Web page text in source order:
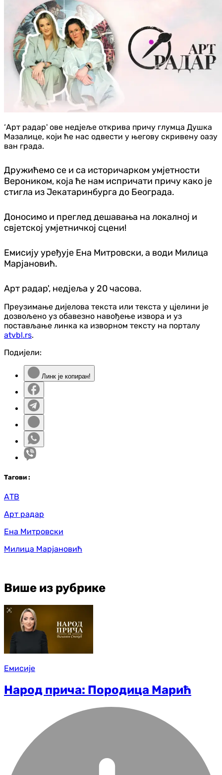
‘Арт радар' ове недјеље открива причу глумца Душка
Мазалице, који ће нас одвести у његову скривену оазу
ван града.
Дружићемо се и са историчарком умјетности
Вероником, која ће нам испричати причу како је
стигла из Јекатаринбурга до Београда.
Доносимо и преглед дешавања на локалној и
свјетској умјетничкој сцени!
Емисију уређује Ена Митровски, а води Милица
Марјановић.
Арт радар', недјеља у 20 часова.
Преузимање дијелова текста или текста у цјелини је
дозвољено уз обавезно навођење извора и уз
постављање линка ка изворном тексту на порталу
atvbl.rs.
Подијели:
Линк је копиран!
Тагови :
АТВ
Арт радар
Ена Митровски
Милица Марјановић
Више из рубрике
Емисије
Народ прича: Породица Марић